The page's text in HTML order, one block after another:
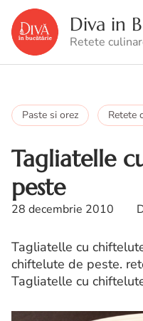
Diva in
Retete
Paste si orez Retete
Tagliatelle
peste
28 decembrie 2010
Tagliatelle cu
chiftelute de peste.
Tagliatelle cu